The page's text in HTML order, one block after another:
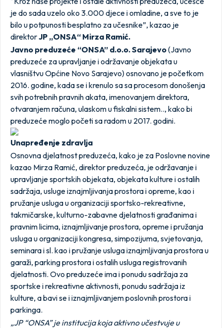
je do sada uzelo oko 3.000 djece i omladine, a sve to je
bilo u potpunosti besplatno za učesnike”, kazao je
direktorJP „ONSA“ Mirza Ramić.
Javno preduzeće “ONSA” d.o.o. Sarajevo(Javno
preduzeće za upravljanje i održavanje objekata u
vlasništvu Općine Novo Sarajevo) osnovano je početkom
2016. godine, kada se i krenulo sa sa procesom donošenja
svih potrebnih pravnih akata, imenovanjem direktora,
otvaranjem računa, ulaskom u fiskalni sistem.., kako bi
preduzeće moglo početi sa radom u 2017. godini.
Unapređenje zdravlja
Osnovna djelatnost preduzeća, kako je za Poslovne novine
kazao Mirza Ramić, direktor preduzeća, je održavanje i
upravljanje sportskih objekata, objekata kulture i ostalih
sadržaja, usluge iznajmljivanja prostora i opreme, kao i
pružanje usluga u organizaciji sportsko-rekreativne,
takmičarske, kulturno-zabavne djelatnosti građanima i
pravnim licima, iznajmljivanje prostora, opreme i pružanja
usluga u organizaciji kongresa, simpozijuma, svjetovanja,
seminara i sl. kao i pružanje usluga iznajmljivanja prostora u
garaži, parking prostora i ostalih usluga registrovanih
djelatnosti. Ovo preduzeće ima i ponudu sadržaja za
sportske i rekreativne aktivnosti, ponudu sadržaja iz
kulture, a bavi se i iznajmljivanjem poslovnih prostora i
parkinga.
„JP “ONSA” je institucija koja aktivno učestvuje u